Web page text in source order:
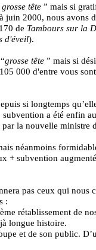
grosse tête ” mais si
juin 2000, nous avons
de Tambours sur la
d'éveil).
grosse tête ” mais si
000 d'entre vous
si longtemps
subvention a été enfin
la nouvelle ministre
néanmoins
+ subvention
pas ceux qui nous
:
rétablissement de
longue histoire.
et de son public.